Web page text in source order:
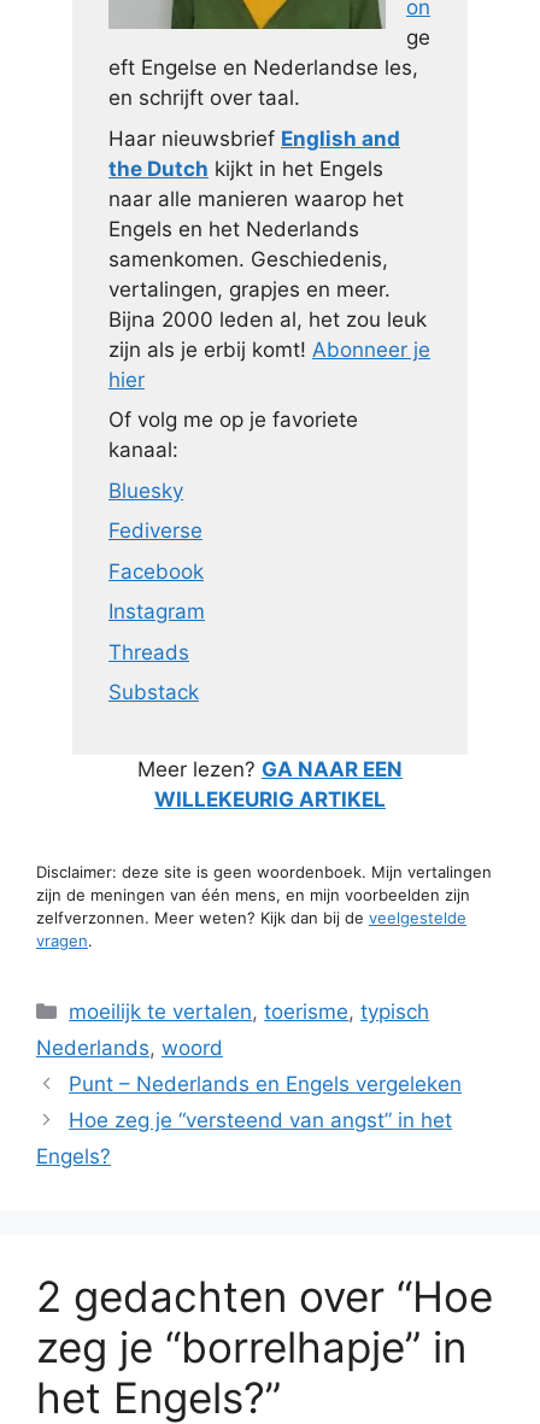
on
ge
eft Engelse en Nederlandse les,
en schrijft over taal.
Haar nieuwsbrief English and
the Dutch kijkt in het Engels
naar alle manieren waarop het
Engels en het Nederlands
samenkomen. Geschiedenis,
vertalingen, grapjes en meer.
Bijna 2000 leden al, het zou leuk
zijn als je erbij komt! Abonneer je
hier
Of volg me op je favoriete
kanaal:
Bluesky
Fediverse
Facebook
Instagram
Threads
Substack
Meer lezen? GA NAAR EEN
WILLEKEURIG ARTIKEL
Disclaimer: deze site is geen woordenboek. Mijn vertalingen
zijn de meningen van één mens, en mijn voorbeelden zijn
zelfverzonnen. Meer weten? Kijk dan bij de veelgestelde
vragen.
Categorieën
moeilijk te vertalen,toerisme,typisch
Nederlands, woord
Punt – Nederlands en Engels vergeleken
Hoe zeg je “versteend van angst” in het
Engels?
2 gedachten over “Hoe
zeg je “borrelhapje” in
het Engels?”